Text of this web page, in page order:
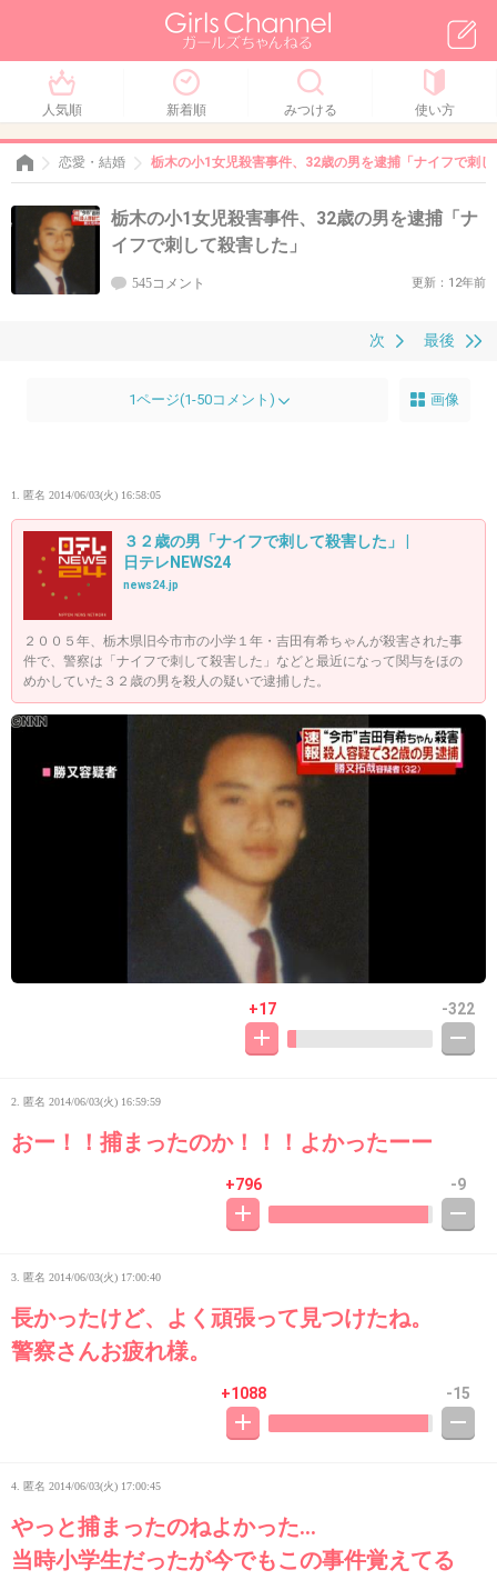
人気順 新着順 みつける 使い方
恋愛・結婚 栃木の小1女児殺害事件、32歳の男を逮捕「ナイフで刺
栃木の小1女児殺害事件、32歳の男を逮捕「ナ
イフで刺して殺害した」
545コメント 更新：12年前
最後
次
1ページ(1-50コメント) 画像
1. 匿名 2014/06/03(火) 16:58:05
３２歳の男「ナイフで刺して殺害した」 |
日テレNEWS24
news24.jp
２００５年、栃木県旧今市市の小学１年・吉田有希ちゃんが殺害された事
件で、警察は「ナイフで刺して殺害した」などと最近になって関与をほの
めかしていた３２歳の男を殺人の疑いで逮捕した。
+17 -322
2. 匿名 2014/06/03(火) 16:59:59
おー！！捕まったのか！！！よかったーー
+796 -9
3. 匿名 2014/06/03(火) 17:00:40
長かったけど、よく頑張って見つけたね。
警察さんお疲れ様。
+1088 -15
4. 匿名 2014/06/03(火) 17:00:45
やっと捕まったのねよかった…
当時小学生だったが今でもこの事件覚えてる